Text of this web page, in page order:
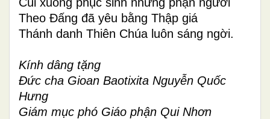
Theo Đấng đã yêu bằng Thập giá
Thánh danh Thiên Chúa luôn sáng ngời.
Kính dâng tặng
Đức cha Gioan Baotixita Nguyễn Quốc
Hưng
Giám mục phó Giáo phận Qui Nhơn